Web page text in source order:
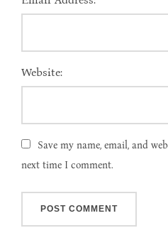
Website:
Save my name, email, and
next time I comment.